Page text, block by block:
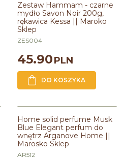
Zestaw Hammam - czarne
mydło Savon Noir 200g,
rękawica Kessa || Maroko
Sklep
ZES004
45.90PLN
DO KOSZYKA
Home solid perfume Musk
Blue Elegant perfum do
wnętrz Arganove Home ||
Marosko Sklep
AR512